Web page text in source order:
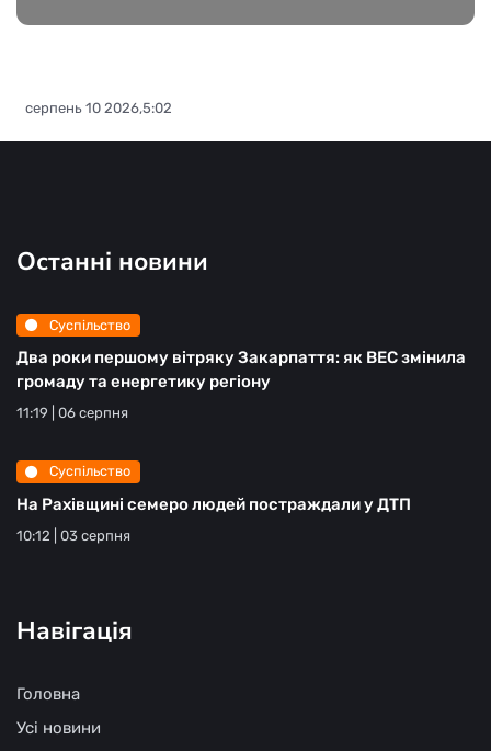
серпень 10 2026,5:02
Останні новини
Суспільство
Два роки першому вітряку Закарпаття: як ВЕС змінила
громаду та енергетику регіону
11:19 | 06 серпня
Суспільство
На Рахівщині семеро людей постраждали у ДТП
10:12 | 03 серпня
Навігація
Головна
Усі новини